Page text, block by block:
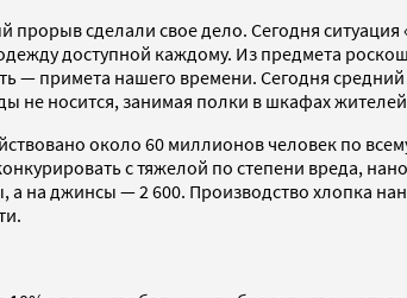
прорыв сделали свое дело. Сегодня
доступной каждому. Из предмета
— примета нашего времени. Сегодня
не носится, занимая полки в шкафах жителей
около 60 миллионов человек по
с тяжелой по степени вреда,
а на джинсы — 2 600. Производство хлопка